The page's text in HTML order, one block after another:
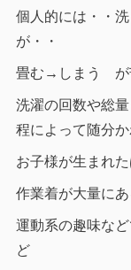
個人的には・・
が・・
畳む→しまう が
洗濯の回数や総
程によって随分か
お子様が生まれ
作業着が大量にあ
運動系の趣味な
ど